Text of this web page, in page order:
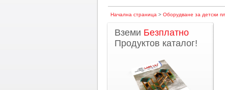
Начална страница > Оборудване за детски
Вземи Безплатно
Продуктов каталог!